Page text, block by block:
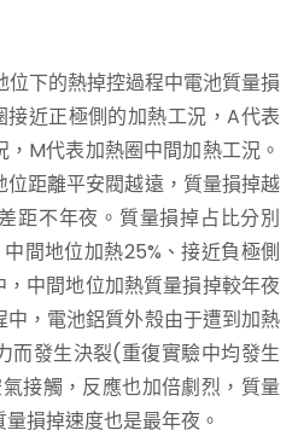
位下的熱掉控過程中電池質量損
近正極側的加熱工況，A代表
M代表加熱圈中間加熱工況。
距離平安閥越遠，質量損掉越
距不年夜。質量損掉占比分別
間地位加熱25%、接近負極側
，中間地位加熱質量損掉較年夜
，電池鋁質外殼由于遭到加熱
而發生決裂(重復實驗中均發生
接觸，反應也加倍劇烈，質量
損掉速度也是最年夜。